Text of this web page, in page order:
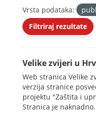
Vrsta podataka:
Filtriraj rezultate
Velike zvijeri u
Web stranica Velike
verzija stranice
projektu "Zaštita i
Stranica je